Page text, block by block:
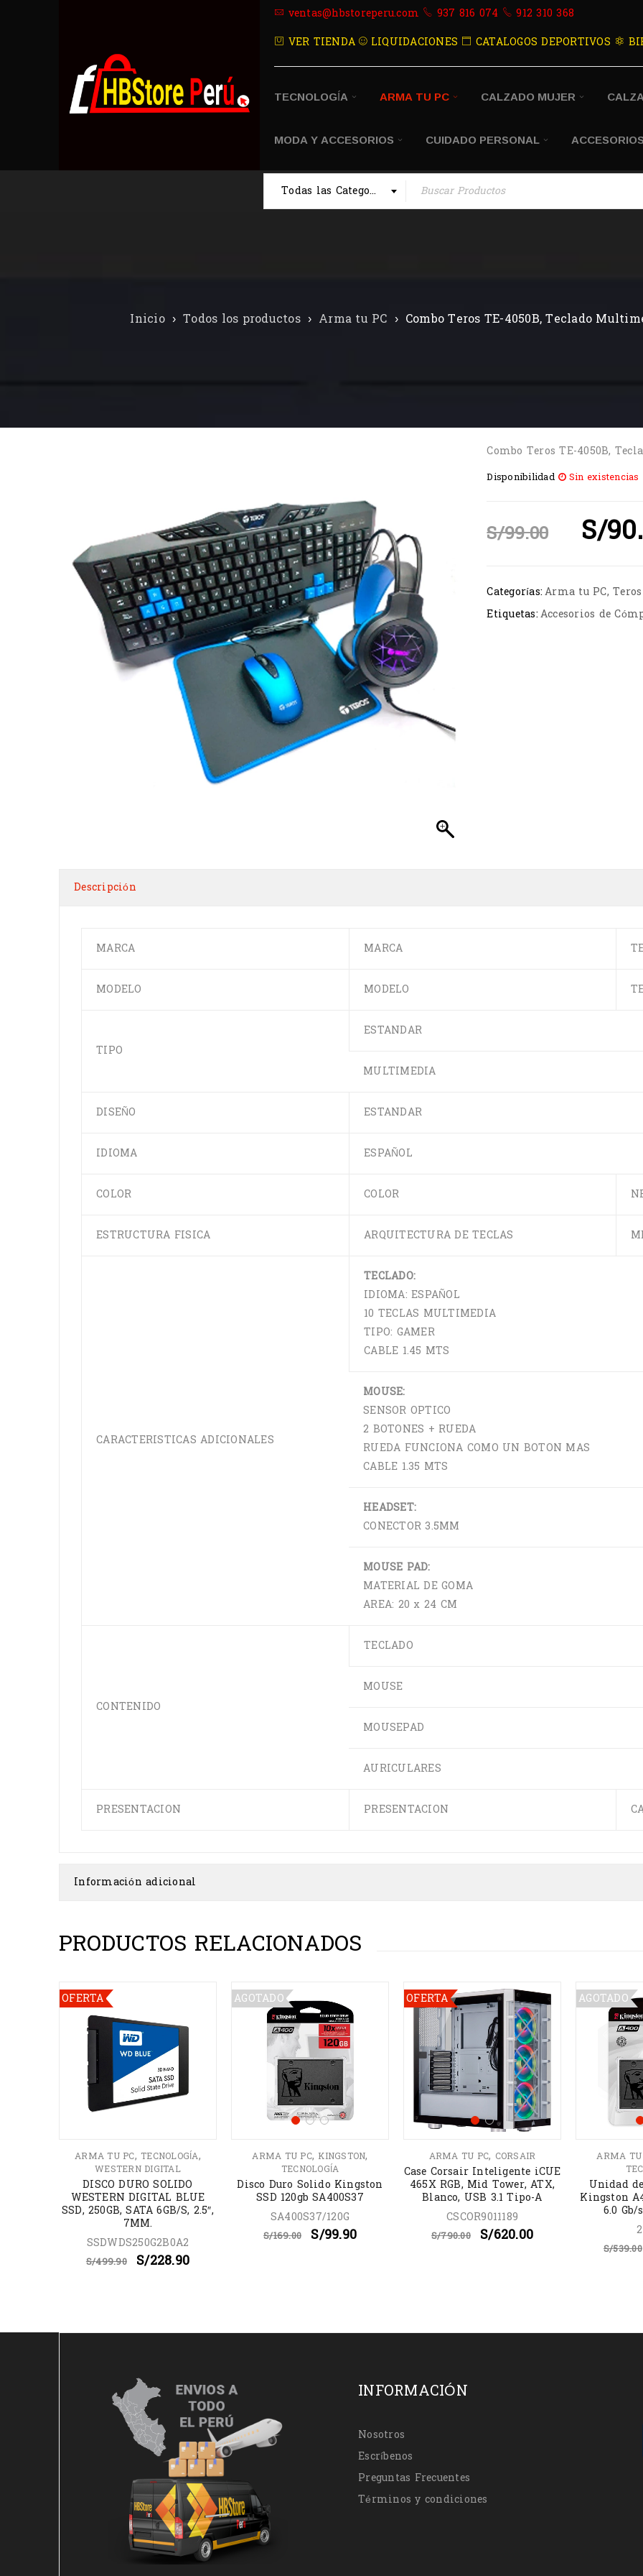
ventas@hbstoreperu.com 937 816 074
912 310 368
VER TIENDA
LIQUIDACIONES CATALOGOS DEPORTIVOS
TECNOLOGÍA ARMA TU PC CALZADO MUJER
MODA Y ACCESORIOS CUIDADO PERSONAL
Todas las Categorias
Inicio › Todos los productos › Arma tu PC › Combo Teros TE-4050B, Teclado
Combo Teros TE-4050B,
Disponibilidad Sin existencias
S/99.00 S/
Categorías:Arma tu PC,Teros
Etiquetas:Accesorios de
Descripción
MARCA MARCA
MODELO MODELO
TIPO
ESTANDAR
MULTIMEDIA
DISEÑO ESTANDAR
IDIOMA ESPAÑOL
COLOR COLOR
ESTRUCTURA FISICA ARQUITECTURA DE TECLAS
CARACTERISTICAS ADICIONALES
TECLADO:
IDIOMA: ESPAÑOL
10 TECLAS MULTIMEDIA
TIPO: GAMER
CABLE 1.45 MTS
MOUSE:
SENSOR OPTICO
2 BOTONES + RUEDA
RUEDA FUNCIONA COMO UN BOTON MAS
CABLE 1.35 MTS
HEADSET:
CONECTOR 3.5MM
MOUSE PAD:
MATERIAL DE GOMA
AREA: 20 x 24 CM
CONTENIDO
TECLADO
MOUSE
MOUSEPAD
AURICULARES
PRESENTACION PRESENTACION
Información adicional
PRODUCTOS RELACIONADOS
OFERTA
ARMA TU PC, TECNOLOGÍA,
WESTERN DIGITAL
DISCO DURO SOLIDO
WESTERN DIGITAL BLUE
SSD, 250GB, SATA 6GB/S, 2.5″,
7MM.
SSDWDS250G2B0A2
S/499.90 S/228.90
AGOTADO
ARMA TU PC, KINGSTON,
TECNOLOGÍA
Disco Duro Solido Kingston
SSD 120gb SA400S37
SA400S37/120G
S/169.00 S/99.90
OFERTA
ARMA TU PC, CORSAIR
Case Corsair Inteligente iCUE
465X RGB, Mid Tower, ATX,
Blanco, USB 3.1 Tipo-A
CSCOR9011189
S/790.00 S/620.00
AGOTADO
ARMA
Unidad
Kingston
6.0
S/539.00
INFORMACIÓN
Nosotros
Escríbenos
Preguntas Frecuentes
Términos y condiciones